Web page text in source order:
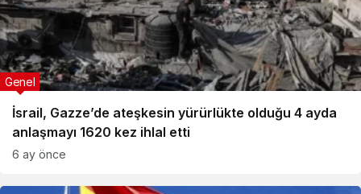
İsrail, Gazze’de ateşkesin yürürlükte olduğu 4 ayda
anlaşmayı 1620 kez ihlal etti
Genel
6 ay önce